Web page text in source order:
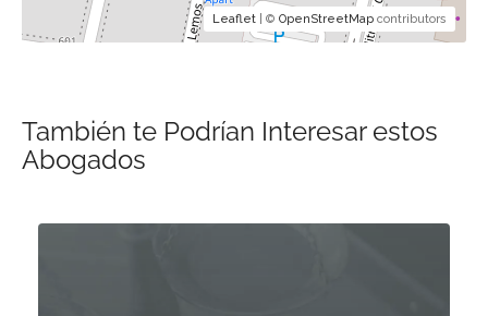
Leaflet | © OpenStreetMap contributors
También te Podrían Interesar estos
Abogados